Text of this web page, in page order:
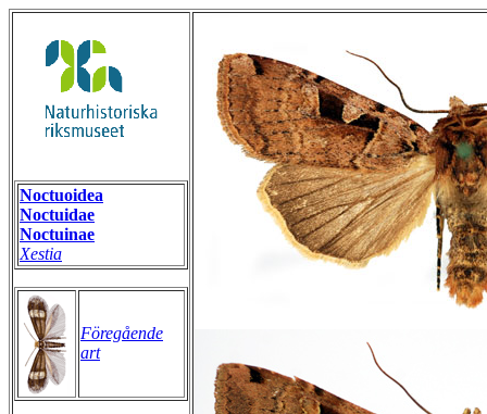
Noctuoidea
Noctuidae
Noctuinae
Xestia
Föregående
art